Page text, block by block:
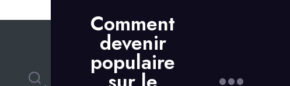
Comment
devenir
populaire